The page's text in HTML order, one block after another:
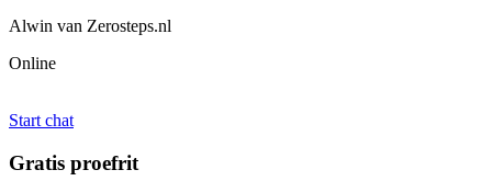
Alwin van Zerosteps.nl
Online
Start chat
Gratis proefrit